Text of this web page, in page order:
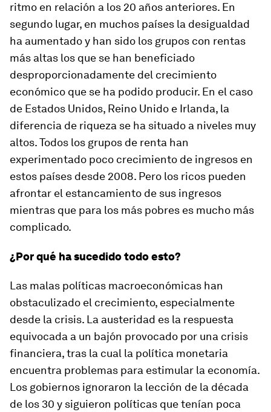
ritmo en relación a los 20 años anteriores. En
segundo lugar, en muchos países la desigualdad
ha aumentado y han sido los grupos con rentas
más altas los que se han beneficiado
desproporcionadamente del crecimiento
económico que se ha podido producir. En el caso
de Estados Unidos, Reino Unido e Irlanda, la
diferencia de riqueza se ha situado a niveles muy
altos. Todos los grupos de renta han
experimentado poco crecimiento de ingresos en
estos países desde 2008. Pero los ricos pueden
afrontar el estancamiento de sus ingresos
mientras que para los más pobres es mucho más
complicado.
¿Por qué ha sucedido todo esto?
Las malas políticas macroeconómicas han
obstaculizado el crecimiento, especialmente
desde la crisis. La austeridad es la respuesta
equivocada a un bajón provocado por una crisis
financiera, tras la cual la política monetaria
encuentra problemas para estimular la economía.
Los gobiernos ignoraron la lección de la década
de los 30 y siguieron políticas que tenían poca